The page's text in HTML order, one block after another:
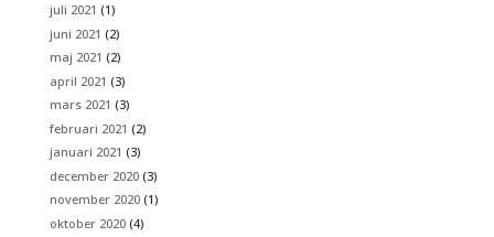
juli 2021 (1)
juni 2021 (2)
maj 2021 (2)
april 2021 (3)
mars 2021 (3)
februari 2021 (2)
januari 2021 (3)
december 2020(3)
november 2020(1)
oktober 2020(4)